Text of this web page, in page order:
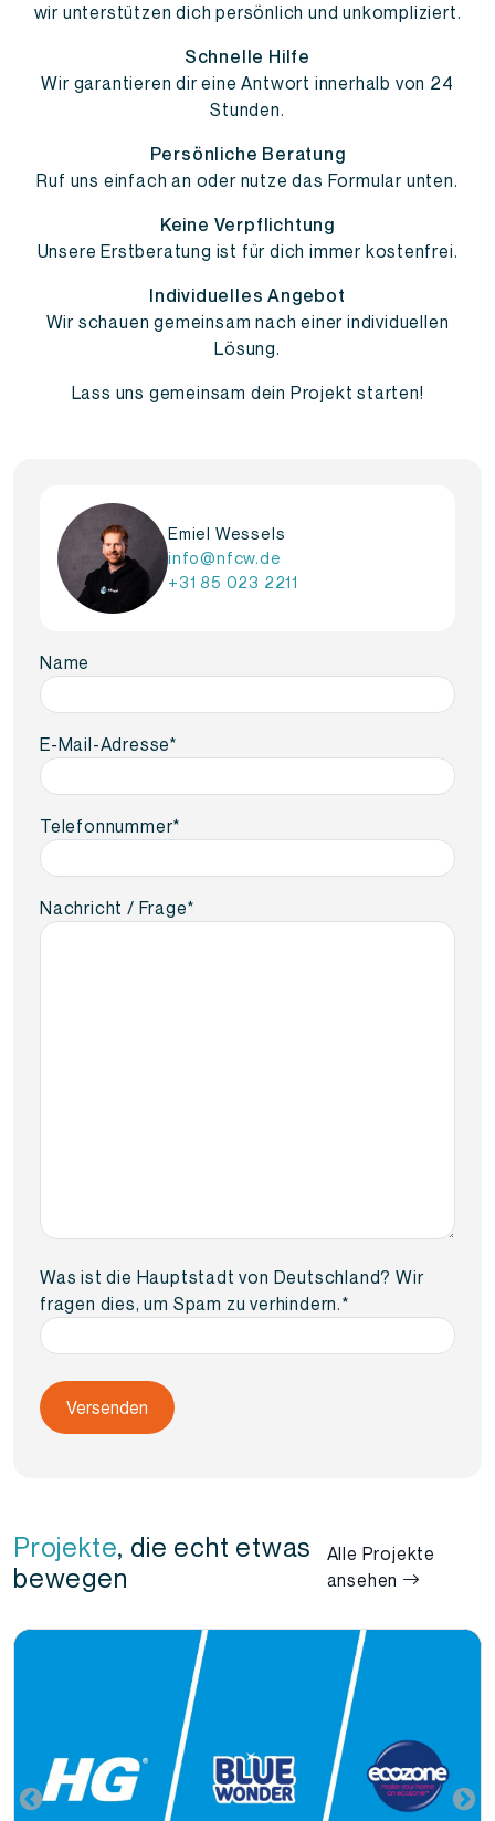
wir unterstützen dich persönlich und unkompliziert.
Schnelle Hilfe
Wir garantieren dir eine Antwort innerhalb von 24
Stunden.
Persönliche Beratung
Ruf uns einfach an oder nutze das Formular unten.
Keine Verpflichtung
Unsere Erstberatung ist für dich immer kostenfrei.
Individuelles Angebot
Wir schauen gemeinsam nach einer individuellen
Lösung.
Lass uns gemeinsam dein Projekt starten!
Emiel Wessels
info@nfcw.de
+31 85 023 2211
Name
E-Mail-Adresse*
Telefonnummer*
Nachricht / Frage*
Was ist die Hauptstadt von Deutschland? Wir
fragen dies, um Spam zu verhindern.*
Projekte, die echt etwas
bewegen
Alle Projekte
ansehen